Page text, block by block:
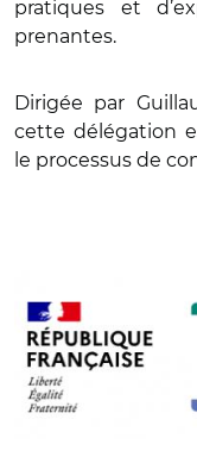
pratiques et
prenantes.
Dirigée par
cette délégation
le processus de